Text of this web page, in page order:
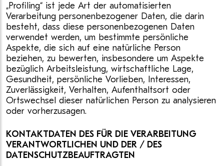
„Profiling“ ist jede Art der automatisierten
Verarbeitung personenbezogener Daten, die darin
besteht, dass diese personenbezogenen Daten
verwendet werden, um bestimmte persönliche
Aspekte, die sich auf eine natürliche Person
beziehen, zu bewerten, insbesondere um Aspekte
bezüglich Arbeitsleistung, wirtschaftliche Lage,
Gesundheit, persönliche Vorlieben, Interessen,
Zuverlässigkeit, Verhalten, Aufenthaltsort oder
Ortswechsel dieser natürlichen Person zu analysieren
oder vorherzusagen.
KONTAKTDATEN DES FÜR DIE VERARBEITUNG
VERANTWORTLICHEN UND DER / DES
DATENSCHUTZBEAUFTRAGTEN